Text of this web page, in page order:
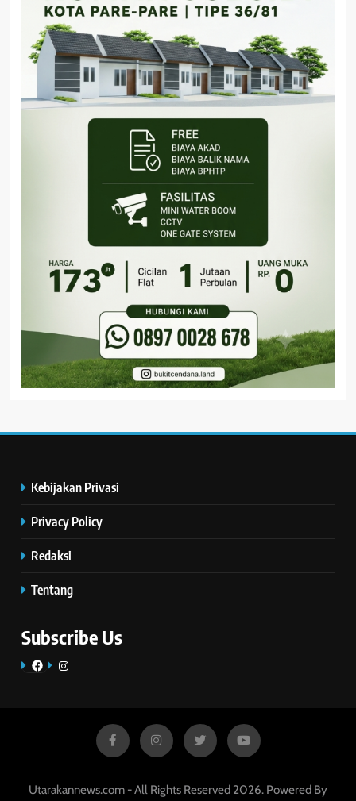
Kebijakan Privasi
Privacy Policy
Redaksi
Tentang
Subscribe Us
FacebookInstagram
Utarakannews.com - All Rights Reserved 2026. Powered By